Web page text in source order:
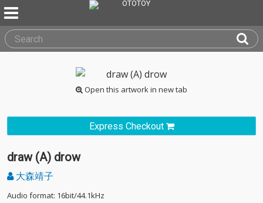
Open this artwork in new tab
Express Checkout
draw (A) drow
大森靖子
Audio format: 16bit/44.1kHz